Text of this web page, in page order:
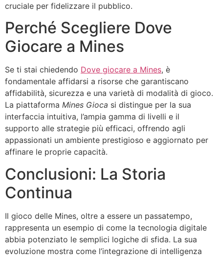
cruciale per fidelizzare il pubblico.
Perché Scegliere Dove
Giocare a Mines
Se ti stai chiedendo Dove giocare a Mines, è
fondamentale affidarsi a risorse che garantiscano
affidabilità, sicurezza e una varietà di modalità di gioco.
La piattaforma Mines Gioca si distingue per la sua
interfaccia intuitiva, l’ampia gamma di livelli e il
supporto alle strategie più efficaci, offrendo agli
appassionati un ambiente prestigioso e aggiornato per
affinare le proprie capacità.
Conclusioni: La Storia
Continua
Il gioco delle Mines, oltre a essere un passatempo,
rappresenta un esempio di come la tecnologia digitale
abbia potenziato le semplici logiche di sfida. La sua
evoluzione mostra come l’integrazione di intelligenza